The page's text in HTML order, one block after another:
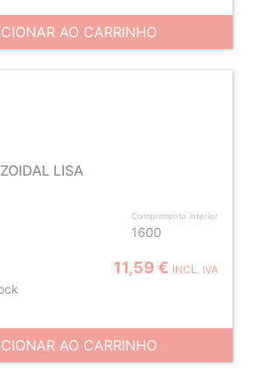
AO CARRINHO
LISA
Comprimento interior
1600
11,59 € INCL. IVA
AO CARRINHO